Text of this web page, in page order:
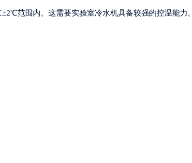
范围内。这需要实验室冷水机具备较强的控温能力